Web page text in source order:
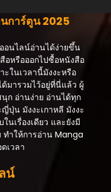
การ์ตูน 2025
อนไลน์อ่านได้ง่ายขึ้น
อหรือออกไปซื้อหนังสือ
ะในเวลานี้มังงะหรือ
มารวมไว้อยู่ที่นี่แล้ว ผู้
ก อ่านง่าย อ่านได้ทุก
ปุ่น มังงะเกาหลี มังงะ
นเรื่องเดียว และยังมี
ทำให้การอ่าน Manga
เวลา
น์